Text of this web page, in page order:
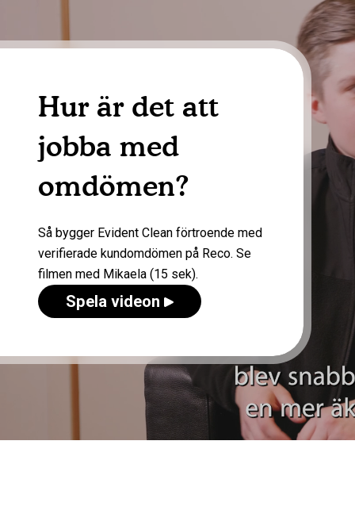
Hur är det att
jobba med
omdömen?
Så bygger Evident Clean förtroende med
verifierade kundomdömen på Reco. Se
filmen med Mikaela (15 sek).
Spela videon